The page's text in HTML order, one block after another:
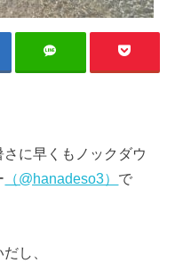
に早くもノックダウ
（@hanadeso3） で
し、